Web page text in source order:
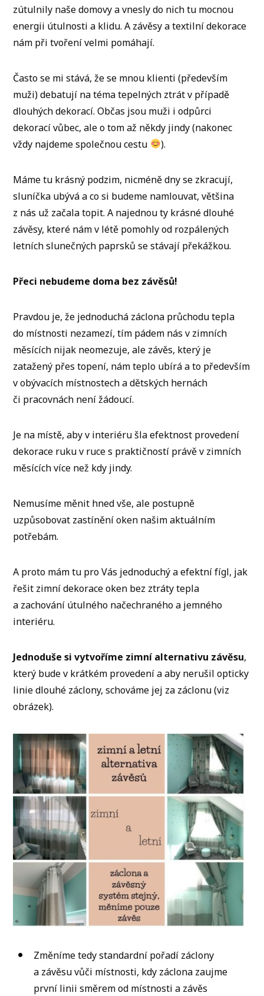
zútulnily naše domovy a vnesly do nich tu mocnou
energii útulnosti a klidu. A závěsy a textilní dekorace
nám při tvoření velmi pomáhají.
Často se mi stává, že se mnou klienti (především
muži) debatují na téma tepelných ztrát v případě
dlouhých dekorací. Občas jsou muži i odpůrci
dekorací vůbec, ale o tom až někdy jindy (nakonec
vždy najdeme společnou cestu
).
Máme tu krásný podzim, nicméně dny se zkracují,
sluníčka ubývá a co si budeme namlouvat, většina
z nás už začala topit. A najednou ty krásné dlouhé
závěsy, které nám v létě pomohly od rozpálených
letních slunečných paprsků se stávají překážkou.
Přeci nebudeme doma bez závěsů!
Pravdou je, že jednoduchá záclona průchodu tepla
do místnosti nezamezí, tím pádem nás v zimních
měsících nijak neomezuje, ale závěs, který je
zatažený přes topení, nám teplo ubírá a to především
v obývacích místnostech a dětských hernách
či pracovnách není žádoucí.
Je na místě, aby v interiéru šla efektnost provedení
dekorace ruku v ruce s praktičností právě v zimních
měsících více než kdy jindy.
Nemusíme měnit hned vše, ale postupně
uzpůsobovat zastínění oken našim aktuálním
potřebám.
A proto mám tu pro Vás jednoduchý a efektní fígl, jak
řešit zimní dekorace oken bez ztráty tepla
a zachování útulného načechraného a jemného
interiéru.
Jednoduše si vytvoříme zimní alternativu závěsu,
který bude v krátkém provedení a aby nerušil opticky
linie dlouhé záclony, schováme jej za záclonu (viz
obrázek).
Změníme tedy standardní pořadí záclony
a závěsu vůči místnosti, kdy záclona zaujme
první linii směrem od místnosti a závěs